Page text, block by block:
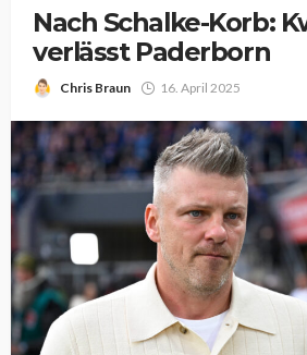
Nach Schalke-Korb:
verlässt Paderborn
Chris Braun 16. April 2025